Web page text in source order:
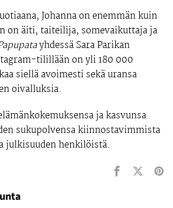
Johanna on enemmän kuin
on äiti, taiteilija, somevaikuttaja ja
yhdessä Sara Parikan
tilillään on yli 180 000
siellä avoimesti sekä uransa
oivalluksia.
ja kasvunsa
sukupolvensa kiinnostavimmista
julkisuuden henkilöistä.